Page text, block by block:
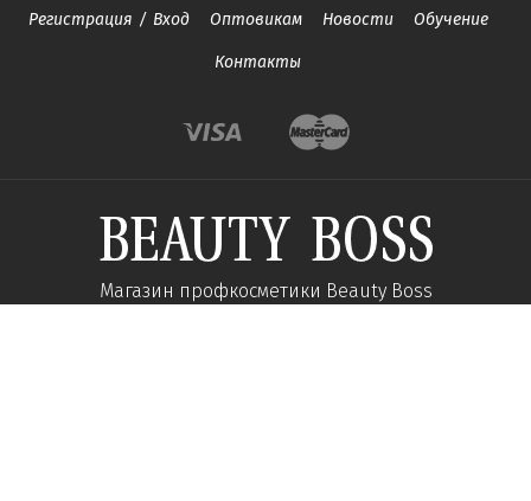
Регистрация / Вход Оптовикам Новости Обучение
Контакты
Магазин профкосметики Beauty Boss